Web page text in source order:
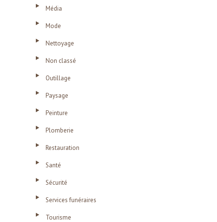
Média
Mode
Nettoyage
Non classé
Outillage
Paysage
Peinture
Plomberie
Restauration
Santé
Sécurité
Services funéraires
Tourisme